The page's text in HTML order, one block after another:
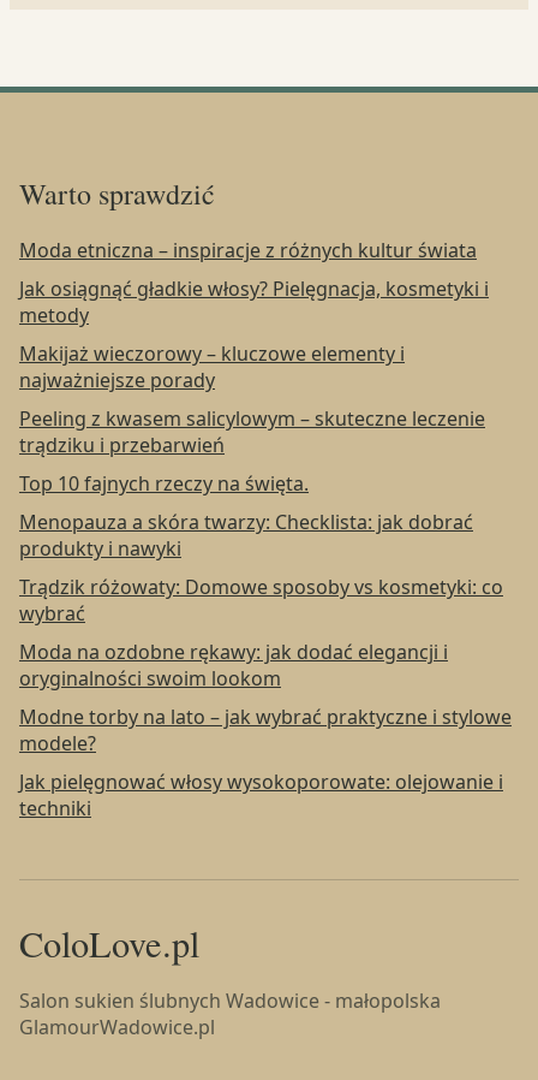
Warto sprawdzić
Moda etniczna – inspiracje z różnych kultur świata
Jak osiągnąć gładkie włosy? Pielęgnacja, kosmetyki i
metody
Makijaż wieczorowy – kluczowe elementy i
najważniejsze porady
Peeling z kwasem salicylowym – skuteczne leczenie
trądziku i przebarwień
Top 10 fajnych rzeczy na święta.
Menopauza a skóra twarzy: Checklista: jak dobrać
produkty i nawyki
Trądzik różowaty: Domowe sposoby vs kosmetyki: co
wybrać
Moda na ozdobne rękawy: jak dodać elegancji i
oryginalności swoim lookom
Modne torby na lato – jak wybrać praktyczne i stylowe
modele?
Jak pielęgnować włosy wysokoporowate: olejowanie i
techniki
ColoLove.pl
Salon sukien ślubnych Wadowice - małopolska
GlamourWadowice.pl